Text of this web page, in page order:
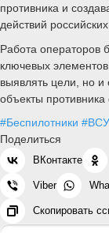
противника и
действий российских
Работа операторов
ключевых
выявлять цели, но и
объекты
#Беспилотники #ВСУ
Поделиться
ВКонтакте
Viber
Скопировать